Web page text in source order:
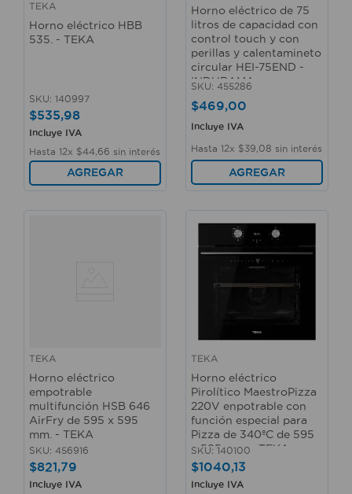
TEKA
Horno eléctrico HBB
535. - TEKA
SKU: 140997
$535,98
Incluye IVA
Hasta 12x $44 66 sin interés
AGREGAR
Horno eléctrico de 75
litros de capacidad con
control touch y con
perillas y calentamineto
circular HEI-75END -
INDURAMA
SKU: 455286
$469,00
Incluye IVA
Hasta 12x $39 08 sin interés
AGREGAR
TEKA
Horno eléctrico
empotrable
multifunción HSB 646
AirFry de 595 x 595
mm. - TEKA
SKU: 456916
$821,79
Incluye IVA
TEKA
Horno eléctrico
Pirolítico MaestroPizza
220V enpotrable con
función especial para
Pizza de 340ºC de 595
x 595 mm. - TEKA
SKU: 140100
$1040,13
Incluye IVA